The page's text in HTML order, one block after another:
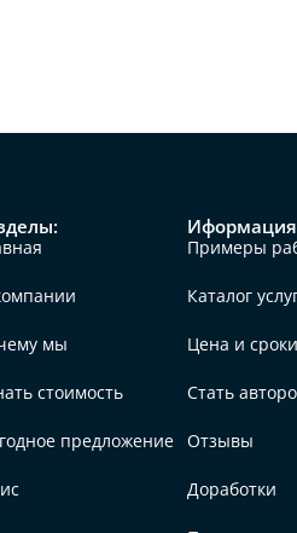
мы
стоимость
предложение
Примеры
Каталог
Цена и сроки
Стать
Отзывы
Доработки